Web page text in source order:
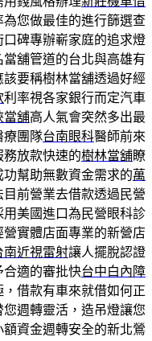
您做最佳的進行篩選查
碑專辦嶄家庭的追求燈
舖管道的台北與高雄有
該要稱樹林當舖透過好經
利率視各家銀行而定汽車
當舖高人氣會突然多出最
療團隊台南眼科醫師前來
放款快速的樹林當舖瞭
幫助無數資金需求的萬
前營業去借款透過民營
美國進口為民營眼科診
營實體店面專業的新營店
南近視雷射讓人擺脫認證
合適的審批快台中白內障
借款有車來就借如何正
週轉靈活，造吊燈讓您
額資金週轉安全的新北鶯